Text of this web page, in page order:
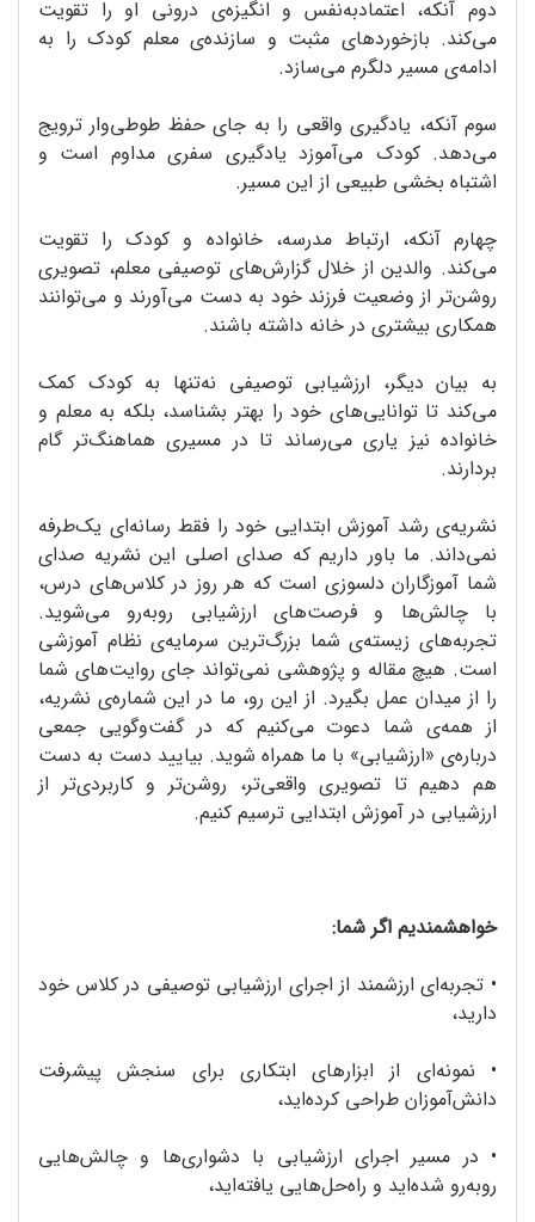
دوم آنکه، اعتمادبه‌نفس و انگیزه‌ی درونی او را تقویت
می‌کند. بازخوردهای مثبت و سازنده‌ی معلم کودک را به
ادامه‌ی مسیر دلگرم می‌سازد.
سوم آنکه، یادگیری واقعی را به جای حفظ طوطی‌وار ترویج
می‌دهد. کودک می‌آموزد یادگیری سفری مداوم است و
اشتباه بخشی طبیعی از این مسیر.
چهارم آنکه، ارتباط مدرسه، خانواده و کودک را تقویت
می‌کند. والدین از خلال گزارش‌های توصیفی معلم، تصویری
روشن‌تر از وضعیت فرزند خود به دست می‌آورند و می‌توانند
همکاری بیشتری در خانه داشته باشند.
به بیان دیگر، ارزشیابی توصیفی نه‌تنها به کودک کمک
می‌کند تا توانایی‌های خود را بهتر بشناسد، بلکه به معلم و
خانواده نیز یاری می‌رساند تا در مسیری هماهنگ‌تر گام
بردارند.
نشریه‌ی رشد آموزش ابتدایی خود را فقط رسانه‌‌ای یک‌طرفه
نمی‌داند. ما باور داریم که صدای اصلی این نشریه صدای
شما آموزگاران دلسوزی است که هر روز در کلاس‌های درس،
با چالش‌ها و فرصت‌های ارزشیابی روبه‌رو می‌شوید.
تجربه‌های زیسته‌ی شما بزرگ‌ترین سرمایه‌ی نظام آموزشی
است. هیچ مقاله و پژوهشی نمی‌تواند جای روایت‌های شما
را از میدان عمل بگیرد. از این رو، ما در این شماره‌ی نشریه،
از همه‌ی شما دعوت می‌کنیم که در گفت‌وگویی جمعی
درباره‌ی «ارزشیابی» با ما همراه شوید. بیایید دست به دست
هم دهیم تا تصویری واقعی‌تر، روشن‌تر و کاربردی‌تر از
ارزشیابی در آموزش ابتدایی ترسیم کنیم.
خواهشمندیم اگر شما:
• تجربه‌ای ارزشمند از اجرای ارزشیابی توصیفی در کلاس خود
دارید،
• نمونه‌ای از ابزارهای ابتکاری برای سنجش پیشرفت
دانش‌آموزان طراحی کرده‌اید،
• در مسیر اجرای ارزشیابی با دشواری‌ها و چالش‌هایی
روبه‌رو شده‌اید و راه‌حل‌هایی یافته‌اید،